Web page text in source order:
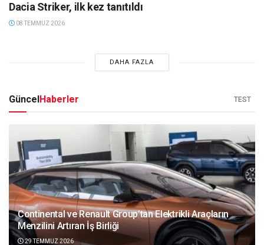
Dacia Striker, ilk kez tanıtıldı
08 TEMMUZ 2026
DAHA FAZLA
Güncel Haberler TEST
Continental ve Renault Group’tan Elektrikli Araçların
Menzilini Artıran İş Birliği
29 TEMMUZ 2026